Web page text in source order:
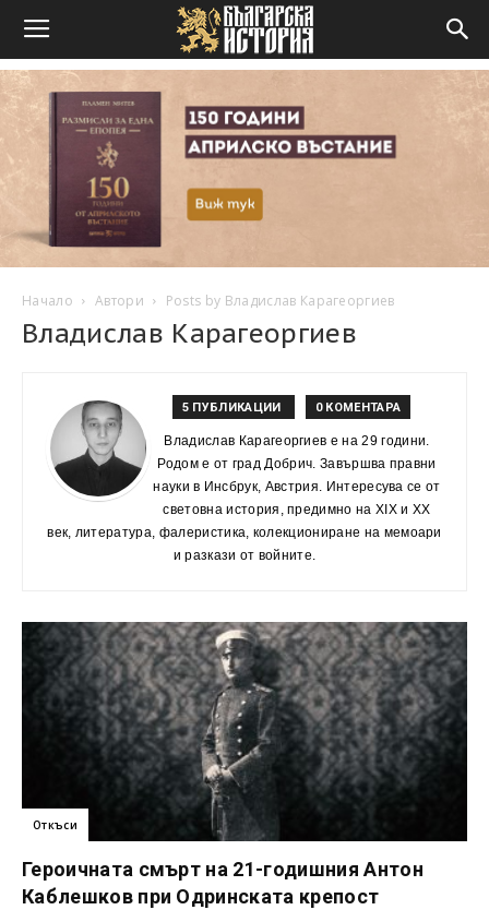
Начало Автори Posts by Владислав Карагеоргиев
Владислав Карагеоргиев
5 ПУБЛИКАЦИИ 0 КОМЕНТАРА
Владислав Карагеоргиев е на 29 години.
Родом е от град Добрич. Завършва правни
науки в Инсбрук, Австрия. Интересува се от
световна история, предимно на XIX и XX
век, литература, фалеристика, колекциониране на мемоари
и разкази от войните.
Откъси
Героичната смърт на 21-годишния Антон
Каблешков при Одринската крепост